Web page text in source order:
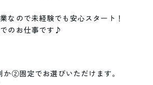
なので未経験でも安心スタート！
のお仕事です♪
②固定でお選びいただけます。